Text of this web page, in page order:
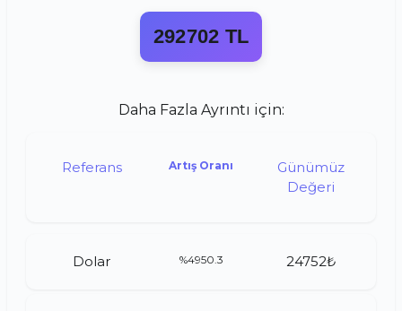
292702 TL
Daha Fazla Ayrıntı için:
Referans Artış Oranı
Günümüz
Değeri
Dolar %4950.3 24752₺